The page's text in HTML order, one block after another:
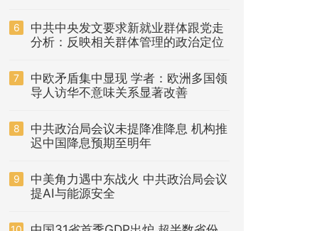
6
中共中央发文要求新就业群体跟党走
分析：反映相关群体管理的政治定位
7
中欧矛盾集中显现 学者：欧洲多国领
导人访华不意味关系显著改善
8
中共政治局会议未提降准降息 机构推
迟中国降息预期至明年
9
中美角力遇中东战火 中共政治局会议
提AI与能源安全